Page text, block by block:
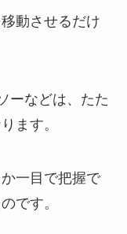
動させるだけ
ーなどは、たた
ます。
一目で把握で
です。